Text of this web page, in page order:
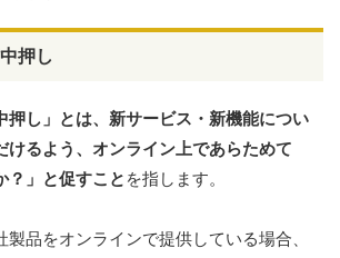
押し
押し」とは、 新サービス・新機能につい
けるよう、オンライン上であらためて
？」と促すこと を指します。
品をオンラインで提供している場合、